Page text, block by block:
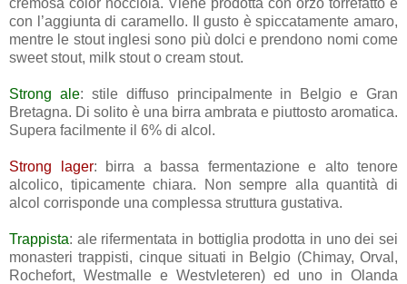
con l’aggiunta di caramello. Il gusto è spiccatamente amaro,
mentre le stout inglesi sono più dolci e prendono nomi come
sweet stout, milk stout o cream stout.
Strong ale: stile diffuso principalmente in Belgio e Gran
Bretagna. Di solito è una birra ambrata e piuttosto aromatica.
Supera facilmente il 6% di alcol.
Strong lager: birra a bassa fermentazione e alto tenore
alcolico, tipicamente chiara. Non sempre alla quantità di
alcol corrisponde una complessa struttura gustativa.
Trappista: ale rifermentata in bottiglia prodotta in uno dei sei
monasteri trappisti, cinque situati in Belgio (Chimay, Orval,
Rochefort, Westmalle e Westvleteren) ed uno in Olanda